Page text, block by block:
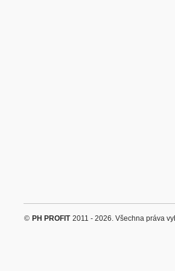
© PH PROFIT 2011 - 2026. Všechna práva